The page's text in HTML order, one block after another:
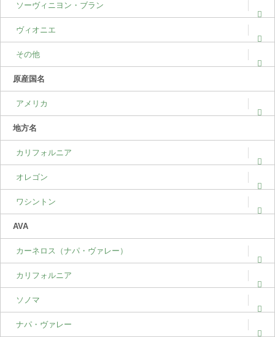
ソーヴィニヨン・ブラン
ヴィオニエ
その他
原産国名
アメリカ
地方名
カリフォルニア
オレゴン
ワシントン
AVA
カーネロス（ナパ・ヴァレー）
カリフォルニア
ソノマ
ナパ・ヴァレー